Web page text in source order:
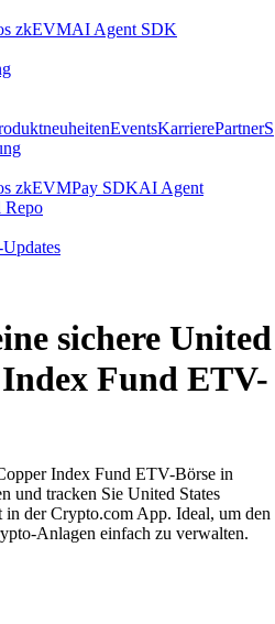
zkEVMAI Agent SDK
EventsKarrierePartnerS
zkEVMPay SDKAI Agent
Repo
sichere United
Fund ETV-
Index Fund ETV-Börse in
und tracken Sie United States
der Crypto.com App. Ideal, um den
Anlagen einfach zu verwalten.